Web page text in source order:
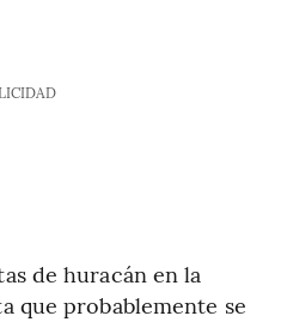
de huracán en la
que probablemente se